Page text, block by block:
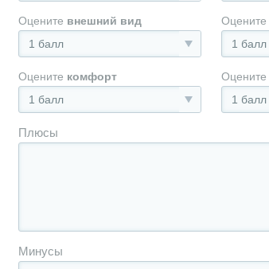
Оцените внешний вид
1 балл
Оцените
1 балл
Оцените комфорт
1 балл
Оцените
1 балл
Плюсы
Минусы